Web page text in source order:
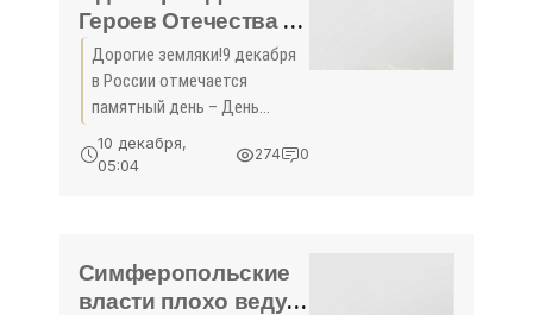
24 марта. Причина –
Героев Отечества -
«Новости
Феодосии»
Дорогие земляки!9 декабря
в России отмечается
памятный день – День
Героев Отечества.В этот
день мы вспоминаем
свою Родину. Это
10 декабря,
05:04
274 0
Симферопольские
власти плохо ведут